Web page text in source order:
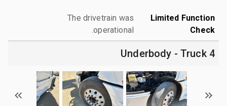
Limited Function
Check
The drivetrain was
operational.
4 Underbody - Truck